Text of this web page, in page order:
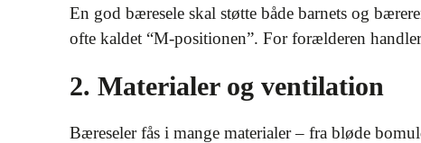
En god bæresele skal støtte både barnets og
ofte kaldet “M-positionen”. For forælderen
2. Materialer og ventilation
Bæreseler fås i mange materialer – fra bløde